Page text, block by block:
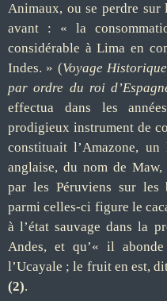
Animaux, ou se perdre sur
avant : « la
considérable à Lima en
Indes. » (Voyage
par ordre du roi d’
effectua dans les
prodigieux instrument de
constituait l’Amazone,
anglaise, du nom de Maw,
par les Péruviens sur
parmi celles-ci figure le
à l’état sauvage dans la
Andes, et qu’« il abonde
l’Ucayale ;le fruit en est,
(2).